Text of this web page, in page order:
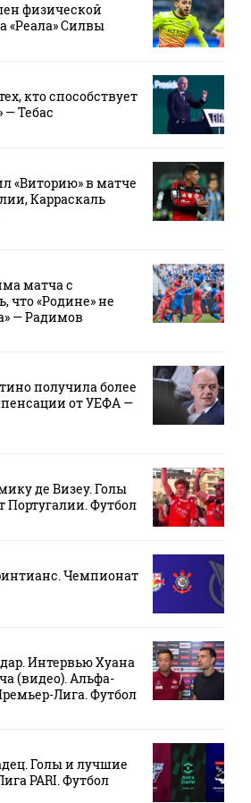
физической
«Реала» Силвы
кто способствует
— Тебас
«Виторию» в матче
Карраскаль
матча с
что «Родине» не
— Радимов
получила более
от УЕФА —
де Визеу. Голы
Португалии. Футбол
Чемпионат
Интервью Хуана
(видео). Альфа-
Лига. Футбол
Голы и лучшие
PARI. Футбол